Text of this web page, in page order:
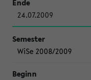
24.07.2009
WiSe 2008/2009